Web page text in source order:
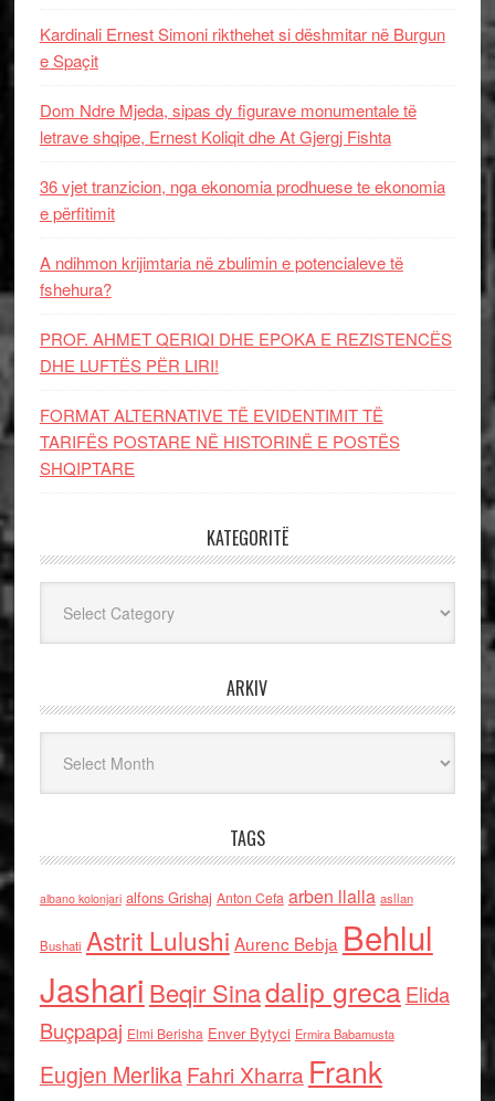
Kardinali Ernest Simoni rikthehet si dëshmitar në Burgun
e Spaçit
Dom Ndre Mjeda, sipas dy figurave monumentale të
letrave shqipe, Ernest Koliqit dhe At Gjergj Fishta
36 vjet tranzicion, nga ekonomia prodhuese te ekonomia
e përfitimit
A ndihmon krijimtaria në zbulimin e potencialeve të
fshehura?
PROF. AHMET QERIQI DHE EPOKA E REZISTENCЁS
DHE LUFTЁS PЁR LIRI!
FORMAT ALTERNATIVE TË EVIDENTIMIT TË
TARIFËS POSTARE NË HISTORINË E POSTËS
SHQIPTARE
KATEGORITË
ARKIV
TAGS
albano kolonjari alfons Grishaj Anton Cefa arben llalla asllan
Bushati Astrit Lulushi Aurenc Bebja Behlul
Jashari Beqir Sinadalip grecaElida
Buçpapaj Elmi Berisha Enver Bytyci Ermira Babamusta
Eugjen MerlikaFahri Xharra Frank